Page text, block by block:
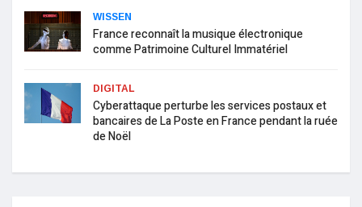
WISSEN
France reconnaît la musique électronique
comme Patrimoine Culturel Immatériel
DIGITAL
Cyberattaque perturbe les services postaux et
bancaires de La Poste en France pendant la ruée
de Noël